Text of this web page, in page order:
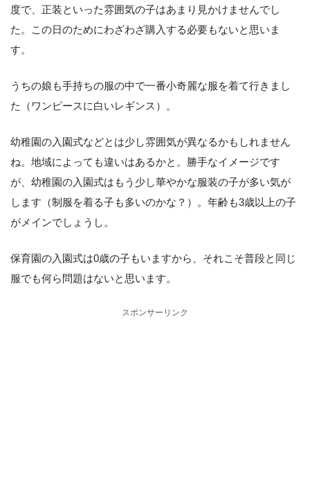
度で、正装といった雰囲気の子はあまり見かけませんでし
た。この日のためにわざわざ購入する必要もないと思いま
す。
うちの娘も手持ちの服の中で一番小奇麗な服を着て行きまし
た（ワンピースに白いレギンス）。
幼稚園の入園式などとは少し雰囲気が異なるかもしれません
ね。地域によっても違いはあるかと。勝手なイメージです
が、幼稚園の入園式はもう少し華やかな服装の子が多い気が
します（制服を着る子も多いのかな？）。年齢も3歳以上の子
がメインでしょうし。
保育園の入園式は0歳の子もいますから、それこそ普段と同じ
服でも何ら問題はないと思います。
スポンサーリンク